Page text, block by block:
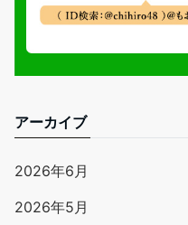
アーカイブ
2026年6月
2026年5月